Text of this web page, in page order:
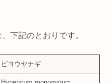
下記のとおりです。
ビヨウヤナギ